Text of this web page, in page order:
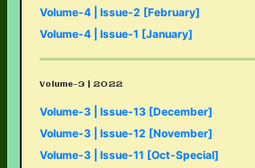
Volume-4 | Issue-2 [February]
Volume-4 | Issue-1 [January]
Volume-3 | 2022
Volume-3 | Issue-13 [December]
Volume-3 | Issue-12 [November]
Volume-3 | Issue-11 [Oct-Special]